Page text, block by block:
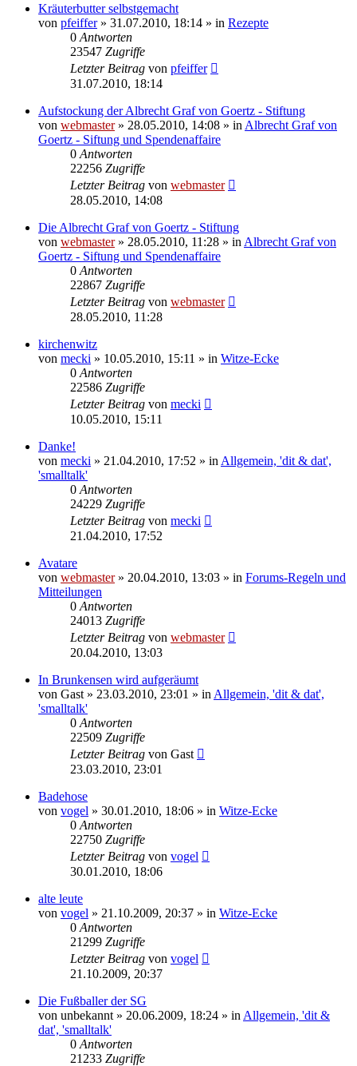
Kräuterbutter selbstgemacht
von pfeiffer» 31.07.2010, 18:14 » in Rezepte
0 Antworten
23547 Zugriffe
Letzter Beitrag von pfeiffer
31.07.2010, 18:14
Aufstockung der Albrecht Graf von Goertz - Stiftung
von webmaster» 28.05.2010, 14:08 » in Albrecht Graf von
Goertz - Siftung und Spendenaffaire
0 Antworten
22256 Zugriffe
Letzter Beitrag von webmaster
28.05.2010, 14:08
Die Albrecht Graf von Goertz - Stiftung
von webmaster» 28.05.2010, 11:28 » in Albrecht Graf von
Goertz - Siftung und Spendenaffaire
0 Antworten
22867 Zugriffe
Letzter Beitrag von webmaster
28.05.2010, 11:28
kirchenwitz
von mecki » 10.05.2010, 15:11 » in Witze-Ecke
0 Antworten
22586 Zugriffe
Letzter Beitrag von mecki
10.05.2010, 15:11
Danke!
von mecki » 21.04.2010, 17:52 » in Allgemein, 'dit & dat',
'smalltalk'
0 Antworten
24229 Zugriffe
Letzter Beitrag von mecki
21.04.2010, 17:52
Avatare
von webmaster» 20.04.2010, 13:03 » in Forums-Regeln und
Mitteilungen
0 Antworten
24013 Zugriffe
Letzter Beitrag von webmaster
20.04.2010, 13:03
In Brunkensen wird aufgeräumt
von Gast » 23.03.2010, 23:01 » in Allgemein, 'dit & dat',
'smalltalk'
0 Antworten
22509 Zugriffe
Letzter Beitrag von Gast
23.03.2010, 23:01
Badehose
von vogel » 30.01.2010, 18:06 » in Witze-Ecke
0 Antworten
22750 Zugriffe
Letzter Beitrag von vogel
30.01.2010, 18:06
alte leute
von vogel » 21.10.2009, 20:37 » in Witze-Ecke
0 Antworten
21299 Zugriffe
Letzter Beitrag von vogel
21.10.2009, 20:37
Die Fußballer der SG
von unbekannt » 20.06.2009, 18:24 » in Allgemein, 'dit &
dat', 'smalltalk'
0 Antworten
21233 Zugriffe